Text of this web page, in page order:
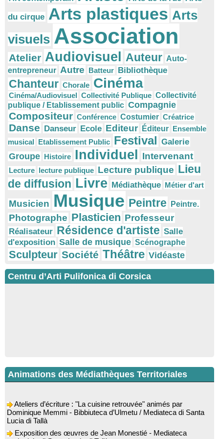
du cirque Arts plastiques Arts
visuels Association
Atelier Audiovisuel Auteur Auto-
entrepreneur Autre Batteur Bibliothèque
Chanteur Chorale Cinéma
Cinéma/Audiovisuel Collectivité Publique Collectivité
publique / Etablissement public Compagnie
Compositeur Conférence Costumier Créatrice
Danse Danseur Ecole Editeur Éditeur Ensemble
musical Etablissement Public Festival Galerie
Groupe Histoire Individuel Intervenant
Lecture lecture publique Lecture publique Lieu
de diffusion Livre Médiathèque Métier d'art
Musicien Musique Peintre Peintre.
Photographe Plasticien Professeur
Réalisateur Résidence d'artiste Salle
d'exposition Salle de musique Scénographe
Sculpteur Société Théâtre Vidéaste
Centru d’Arti Pulifonica di Corsica
Animations des Médiathèques Territoriales
Dominique Memmi - Bibbiuteca d’Ulmetu / Mediateca di Santa
Lucia di Tallà
territuriale di Santa Lucia di Tallà